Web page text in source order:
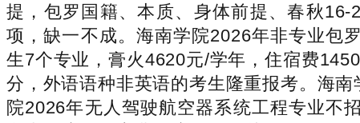
提，包罗国籍、本质、身体前提、春秋
项，缺一不成。海南学院2026年非专业包
生7个专业，膏火4620元/学年，住宿费
分，外语语种非英语的考生隆重报考。海
院2026年无人驾驶航空器系统工程专业不